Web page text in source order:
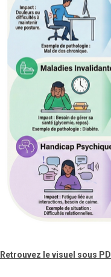
Retrouvez le visuel sous